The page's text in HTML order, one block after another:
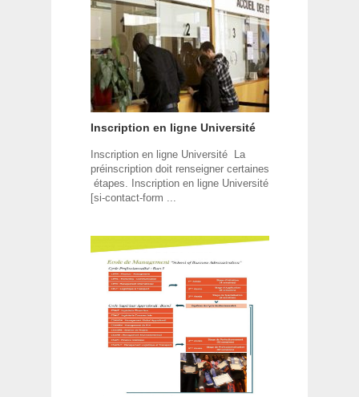
Inscription en ligne Université
Inscription en ligne Université La
préinscription doit renseigner certaines
étapes. Inscription en ligne Université
[si-contact-form ...